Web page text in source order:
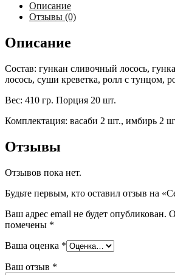
Описание
Отзывы (0)
Описание
Состав: гункан сливочный лосось,
лосось, суши креветка, ролл с тунцом,
Вес: 410 гр. Порция 20 шт.
Комплектация: васаби 2 шт., имбирь 2
Отзывы
Отзывов пока нет.
Будьте первым, кто оставил отзыв на
Ваш адрес email не будет опубликован.
помечены *
Ваша оценка *
Ваш отзыв *